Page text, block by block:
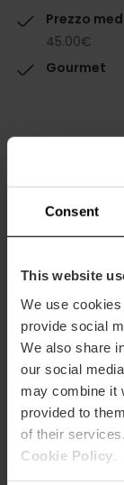
Consent
This website
We use
provide social
We also share
our social
may combine it
provided to
of their
Cookie Policy
Prezzo
45.00€
Gourmet
Capacità
250
Come